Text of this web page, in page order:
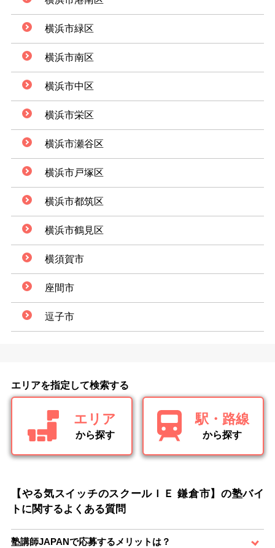
横浜市緑区
横浜市南区
横浜市中区
横浜市栄区
横浜市瀬谷区
横浜市戸塚区
横浜市都筑区
横浜市鶴見区
横須賀市
座間市
逗子市
エリアを指定して検索する
エリア
から探す
駅・路線
から探す
【やる気スイッチのスクールＩＥ 鎌倉市】の塾バイ
トに関するよくある質問
塾講師JAPANで応募するメリットは？